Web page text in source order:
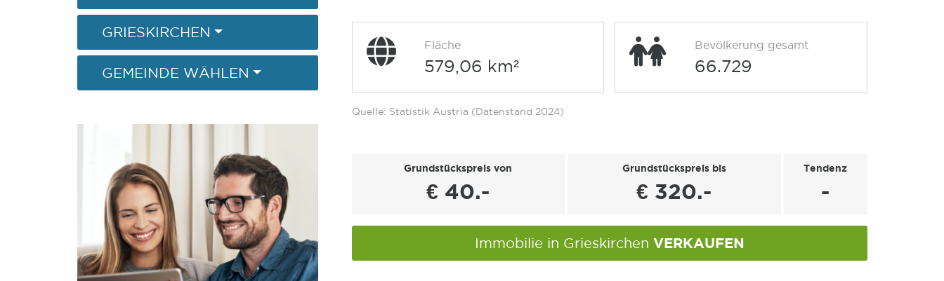
GRIESKIRCHEN
GEMEINDE WÄHLEN
Fläche
579,06 km²
Bevölkerung gesamt
66.729
Quelle: Statistik Austria (Datenstand 2024)
Grundstückspreis von
€ 40.-
Grundstückspreis bis
€ 320.-
Tendenz
-
Immobilie in Grieskirchen VERKAUFEN